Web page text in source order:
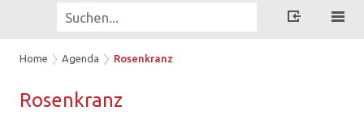
Home Agenda Rosenkranz
Ro­sen­kranz